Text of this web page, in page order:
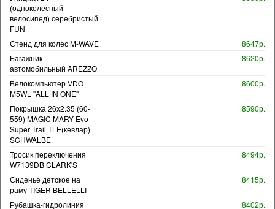
(одноколесный
велосипед) серебристый
FUN
Стенд для колес M-WAVE
8647р.
Багажник
автомобильный AREZZO
8620р.
Велокомпьютер VDO
M5WL "ALL IN ONE"
8600р.
Покрышка 26x2.35 (60-
559) MAGIC MARY Evo
Super Trail TLE(кевлар).
SCHWALBE
8590р.
Тросик переключения
W7139DB CLARK'S
8494р.
Сиденье детское на
раму TIGER BELLELLI
8415р.
Рубашка-гидролиния 8402р.